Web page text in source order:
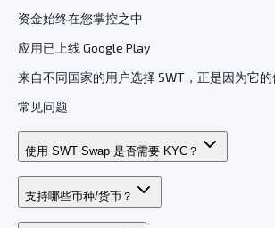
资金始终在您掌控之中
应用已上线 Google Play
来自不同国家的用户选择 SWT，正是因为它
常见问题
使用 SWT Swap 是否需要 KYC？
支持哪些币种/货币？